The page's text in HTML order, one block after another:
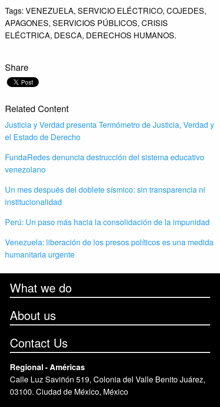
Tags: VENEZUELA, SERVICIO ELÉCTRICO, COJEDES,
APAGONES, SERVICIOS PÚBLICOS, CRISIS
ELÉCTRICA, DESCA, DERECHOS HUMANOS.
Share
Related Content
Justicia y Verdad presenta Termómetro de Justicia, Verdad y
el Estado de Derecho
FundaRedes denuncia destrucción del sistema educativo
venezolano
Un mes después del doblete sísmico: sin transparencia ni
institucionalidad
Perú: Un paso más hacia la consolidación de la impunidad
Venezuela: liberación de los presos políticos es una medida
humanitaria urgente
What we do
About us
Contact Us
Regional - Américas
Calle Luz Saviñón 519, Colonia del Valle Benito Juárez,
03100. Ciudad de México, México